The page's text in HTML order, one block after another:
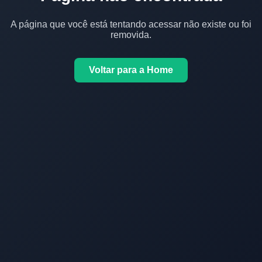
A página que você está tentando acessar não existe ou foi
removida.
Voltar para a Home